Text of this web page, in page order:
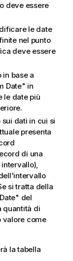
deve essere
le date
nel punto
deve essere
base a
Date" in
le date più
dati in cui si
presenta
di una
si tratta della
" del
quantità di
valore come
la tabella